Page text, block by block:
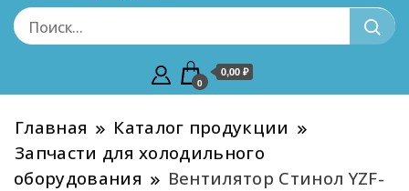
0
0,00 ₽
Главная
Каталог продукции
Запчасти для холодильного
оборудования
Вентилятор Стинол YZF-